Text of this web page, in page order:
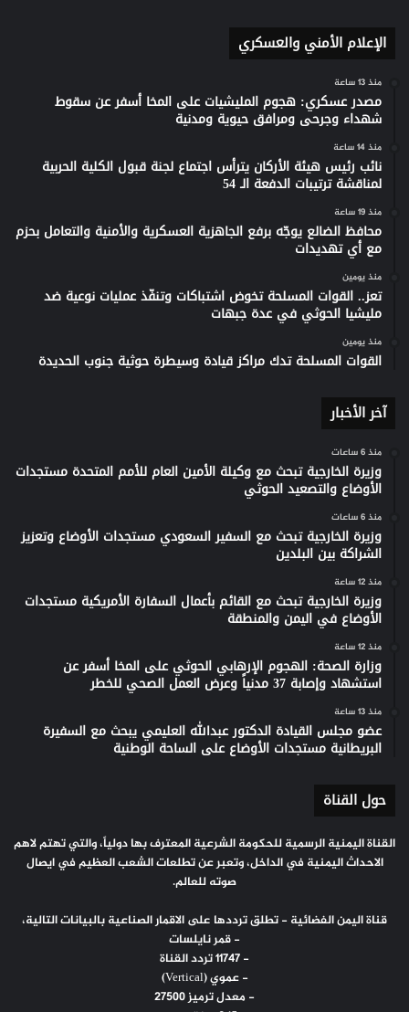
الإعلام الأمني والعسكري
منذ 13 ساعة
مصدر عسكري: هجوم المليشيات على المخا أسفر عن سقوط
شهداء وجرحى ومرافق حيوية ومدنية
منذ 14 ساعة
نائب رئيس هيئة الأركان يترأس اجتماع لجنة قبول الكلية الحربية
لمناقشة ترتيبات الدفعة الـ 54
منذ 19 ساعة
محافظ الضالع يوجّه برفع الجاهزية العسكرية والأمنية والتعامل بحزم
مع أي تهديدات
منذ يومين
تعز.. القوات المسلحة تخوض اشتباكات وتنفّذ عمليات نوعية ضد
مليشيا الحوثي في عدة جبهات
منذ يومين
القوات المسلحة تدك مراكز قيادة وسيطرة حوثية جنوب الحديدة
آخر الأخبار
منذ 6 ساعات
وزيرة الخارجية تبحث مع وكيلة الأمين العام للأمم المتحدة مستجدات
الأوضاع والتصعيد الحوثي
منذ 6 ساعات
وزيرة الخارجية تبحث مع السفير السعودي مستجدات الأوضاع وتعزيز
الشراكة بين البلدين
منذ 12 ساعة
وزيرة الخارجية تبحث مع القائم بأعمال السفارة الأمريكية مستجدات
الأوضاع في اليمن والمنطقة
منذ 12 ساعة
وزارة الصحة: الهجوم الإرهابي الحوثي على المخا أسفر عن
استشهاد وإصابة 37 مدنياً وعرض العمل الصحي للخطر
منذ 13 ساعة
عضو مجلس القيادة الدكتور عبدالله العليمي يبحث مع السفيرة
البريطانية مستجدات الأوضاع على الساحة الوطنية
حول القناة
القناة اليمنية الرسمية للحكومة الشرعية المعترف بها دولياً، والتي تهتم لاهم
الاحداث اليمنية في الداخل، وتعبر عن تطلعات الشعب العظيم في ايصال
صوته للعالم.
قناة اليمن الفضائية - تطلق ترددها على الاقمار الصناعية بالبيانات التالية،
- قمر نايلسات
- 11747 تردد القناة
- عموي (Vertical)
- معدل ترميز 27500